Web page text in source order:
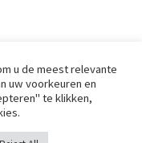
u de meest relevante
uw voorkeuren en
te klikken,